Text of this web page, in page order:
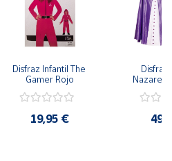
Disfraz Infantil The
Gamer Rojo
19,95 €
Disfraz